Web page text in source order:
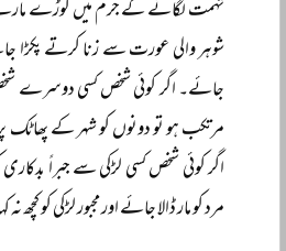
تہمت لگانے کے جرم میں کوڑے مارے
شوہر والی عورت سے زنا کرتے پکڑا
جائے۔ اگر کوئی شخص کسی دوسرے
مرتکب ہو تو دونوں کو شہر کے پھاٹک
اگر کوئی شخص کسی لڑکی سے جبراً
مرد کو مار ڈالا جائے اور مجبور لڑکی کو کچھ